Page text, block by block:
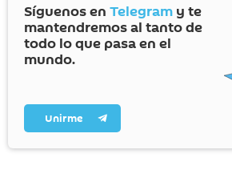
Síguenos en Telegram y te
mantendremos al tanto de
todo lo que pasa en el
mundo.
Unirme